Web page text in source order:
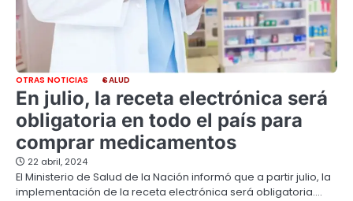
OTRAS NOTICIAS SALUD
En julio, la receta electrónica será
obligatoria en todo el país para
comprar medicamentos
22 abril, 2024
El Ministerio de Salud de la Nación informó que a partir julio, la
implementación de la receta electrónica será obligatoria.…